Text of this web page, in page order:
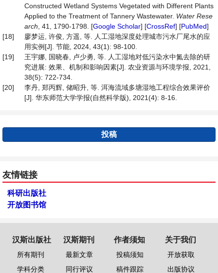
Constructed Wetland Systems Vegetated with Different Plants
Applied to the Treatment of Tannery Wastewater. Water Rese
arch , 41, 1790-1798. [Google Scholar] [CrossRef] [PubMed]
[18]
廖梦运, 许俊, 方遥, 等. 人工湿地深度处理城市污水厂尾水的应
用实例[J]. 节能, 2024, 43(1): 98-100.
[19]
王宇娜, 国晓春, 卢少勇, 等. 人工湿地对低污染水中氮去除的研
究进展: 效果、机制和影响因素[J]. 农业资源与环境学报, 2021,
38(5): 722-734.
[20]
李丹, 郑丙辉, 储昭升, 等. 洱海流域多塘湿地工程综合效果评价
[J]. 华东师范大学学报(自然科学版), 2021(4): 8-16.
投稿
友情链接
科研出版社
开放图书馆
汉斯出版社
所有期刊
学科分类
汉斯期刊
最新文章
同行评议
作者须知
投稿须知
稿件跟踪
关于我们
开放获取
出版协议